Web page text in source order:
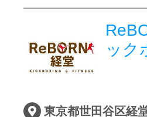
ック
東京都世田谷区経